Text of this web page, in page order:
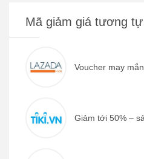
Mã giảm giá tương tự
Voucher may mắn
Giảm tới 50% –